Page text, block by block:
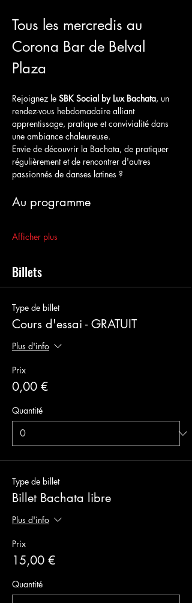
Tous les mercredis au
Corona Bar de Belval
Plaza
Rejoignez le SBK Social by Lux Bachata, un
rendez-vous hebdomadaire alliant
apprentissage, pratique et convivialité dans
une ambiance chaleureuse.
Envie de découvrir la Bachata, de pratiquer
régulièrement et de rencontrer d'autres
passionnés de danses latines ?
Au programme
Afficher plus
Billets
Type de billet
Cours d'essai - GRATUIT
Plus d'info
Prix
0,00 €
Quantité
Type de billet
Billet Bachata libre
Plus d'info
Prix
15,00 €
Quantité